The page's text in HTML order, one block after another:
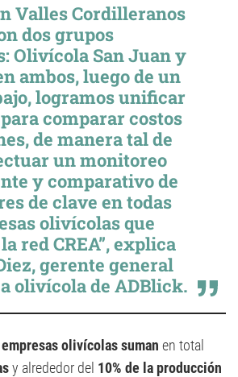
Valles Cordilleranos
dos grupos
Olivícola San Juan y
ambos, luego de un
logramos unificar
comparar costos
de manera tal de
un monitoreo
y comparativo de
de clave en todas
olivícolas que
red CREA”, explica
gerente general
olivícola de ADBlick.
empresas olivícolas suman en total
y alrededor del 10% de la producción